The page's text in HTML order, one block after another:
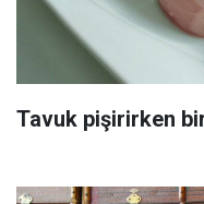
Tavuk pişirirken